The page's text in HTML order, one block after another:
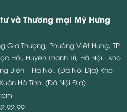
và Thương mại Mỹ Hưng
Gia Thượng, Phường Việt Hưng, TP
Hồi, Huyện Thanh Trì, Hà Nội.
Kho
Biên – Hà Nội. (Đá Nội Địa) Kho
Hà Tĩnh. (Đá Nội Địa)